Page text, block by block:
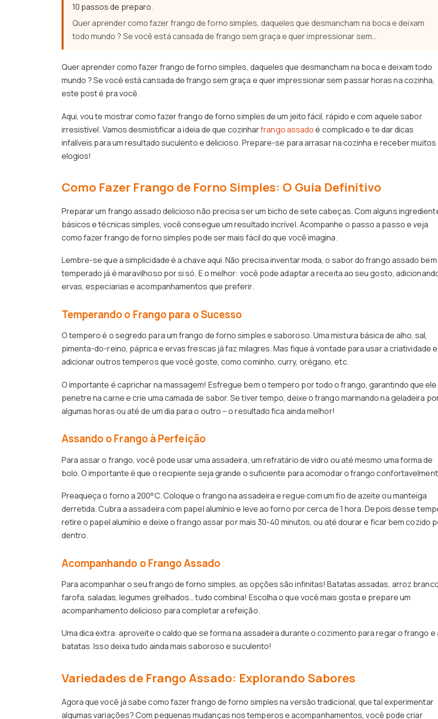
10 passos de preparo.
Quer aprender como fazer frango de forno simples, daqueles que desmancham na boca e deixam
todo mundo ? Se você está cansada de frango sem graça e quer impressionar sem…
Quer aprender como fazer frango de forno simples, daqueles que desmancham na boca e deixam todo
mundo ? Se você está cansada de frango sem graça e quer impressionar sem passar horas na cozinha,
este post é pra você.
Aqui, vou te mostrar como fazer frango de forno simples de um jeito fácil, rápido e com aquele sabor
irresistível. Vamos desmistificar a ideia de que cozinharfrango assadoé complicado e te dar dicas
infalíveis para um resultado suculento e delicioso. Prepare-se para arrasar na cozinha e receber muitos
elogios!
Como Fazer Frango de Forno Simples: O Guia Definitivo
Preparar um frango assado delicioso não precisa ser um bicho de sete cabeças. Com alguns
básicos e técnicas simples, você consegue um resultado incrível. Acompanhe o passo a passo e veja
como fazer frango de forno simples pode ser mais fácil do que você imagina.
Lembre-se que a simplicidade é a chave aqui. Não precisa inventar moda, o sabor do frango assado bem
temperado já é maravilhoso por si só. E o melhor: você pode adaptar a receita ao seu gosto,
ervas, especiarias e acompanhamentos que preferir.
Temperando o Frango para o Sucesso
O tempero é o segredo para um frango de forno simples e saboroso. Uma mistura básica de alho, sal,
pimenta-do-reino, páprica e ervas frescas já faz milagres. Mas fique à vontade para usar a criatividade e
adicionar outros temperos que você goste, como cominho, curry, orégano, etc.
O importante é caprichar na massagem! Esfregue bem o tempero por todo o frango, garantindo que ele
penetre na carne e crie uma camada de sabor. Se tiver tempo, deixe o frango marinando na geladeira
algumas horas ou até de um dia para o outro – o resultado fica ainda melhor!
Assando o Frango à Perfeição
Para assar o frango, você pode usar uma assadeira, um refratário de vidro ou até mesmo uma forma de
bolo. O importante é que o recipiente seja grande o suficiente para acomodar o frango
Preaqueça o forno a 200°C. Coloque o frango na assadeira e regue com um fio de azeite ou manteiga
derretida. Cubra a assadeira com papel alumínio e leve ao forno por cerca de 1 hora. Depois desse
retire o papel alumínio e deixe o frango assar por mais 30-40 minutos, ou até dourar e ficar bem cozido
dentro.
Acompanhando o Frango Assado
Para acompanhar o seu frango de forno simples, as opções são infinitas! Batatas assadas, arroz
farofa, saladas, legumes grelhados… tudo combina! Escolha o que você mais gosta e prepare um
acompanhamento delicioso para completar a refeição.
Uma dica extra: aproveite o caldo que se forma na assadeira durante o cozimento para regar o frango e
batatas. Isso deixa tudo ainda mais saboroso e suculento!
Variedades de Frango Assado: Explorando Sabores
Agora que você já sabe como fazer frango de forno simples na versão tradicional, que tal experimentar
algumas variações? Com pequenas mudanças nos temperos e acompanhamentos, você pode criar